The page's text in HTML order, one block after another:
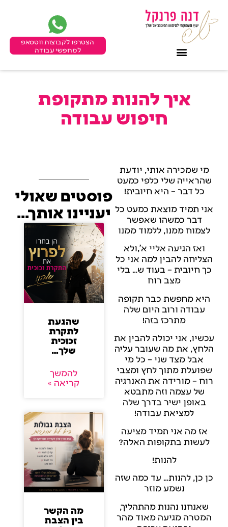
הצטרפו לקבוצות ווטסאפ
למחפשי עבודה
איך להנות מתקופת
חיפוש עבודה
מי שמכירה אותי, יודעת
שהראייה שלי כלפי כמעט
כל דבר – היא חיובית!
אני תמיד מוצאת כמעט כל
דבר כמשהו שאפשר
לצמוח ממנו, ללמוד ממנו
ואז הגיעה אליי א',ולא
הצליחה להבין למה אני כל
כך חיובית – בעוד ש… בלי
מצב רוח
היא מחפשת כבר תקופה
עבודה ורוב היום שלה
מתרכז בזה!
עכשיו, אני יכולה להבין את
הלחץ, את מה שעובר עליה
אבל מצד שני – כל מי
שפועלת מתוך לחץ ומצבי
רוח – מורידה את האנרגיה
של עצמה וזה מתבטא
באופן ישיר בדרך שלה
למציאת עבודה!
אז מה אני תמיד מציעה
לעשות בתקופות האלה?
להנות!
כן כן, להנות… עד כמה שזה
נשמע מוזר
שאנחנו נהנות מהתהליך,
המטרה מגיעה מאוד מהר
פוסטים שאולי
יעניינו אותך...
שהגעת
לתקרת
זכוכית
שלך…
להמשך
קריאה »
מה הקשר
בין הצבת